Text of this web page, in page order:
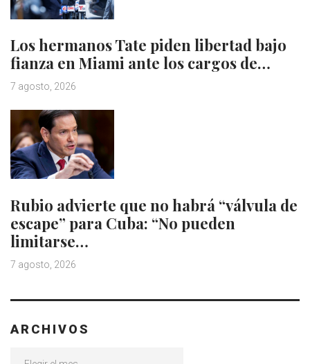
Los hermanos Tate piden libertad bajo
fianza en Miami ante los cargos de…
7 agosto, 2026
Rubio advierte que no habrá “válvula de
escape” para Cuba: “No pueden
limitarse…
7 agosto, 2026
ARCHIVOS